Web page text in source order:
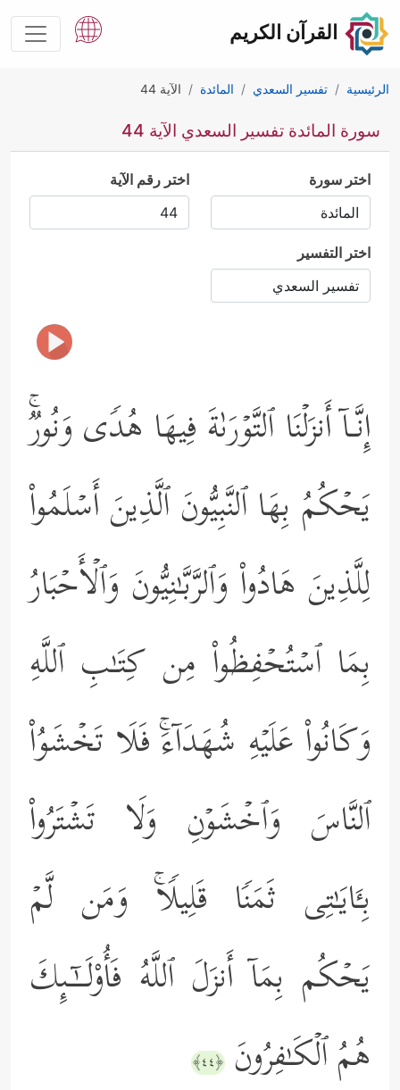
القرآن الكريم
الرئيسية تفسير السعدي المائدة الآية 44
سورة المائدة تفسير السعدي الآية 44
اختر سورة اختر رقم الآية
اختر التفسير
إِنَّـاۤ أَنزَلۡنَا ٱلتَّوۡرَىٰةَ فِیهَا هُدࣰى وَنُورࣱۚ
یَحۡكُمُ بِهَا ٱلنَّبِیُّونَ ٱلَّذِینَ أَسۡلَمُواْ
لِلَّذِینَ هَادُواْ وَٱلرَّبَّـٰنِیُّونَ وَٱلۡأَحۡبَارُ
بِمَا ٱسۡتُحۡفِظُواْ مِن كِتَـٰبِ ٱللَّهِ
وَكَانُواْ عَلَیۡهِ شُهَدَاۤءَۚ فَلَا تَخۡشَوُاْ
ٱلنَّاسَ وَٱخۡشَوۡنِ وَلَا تَشۡتَرُواْ
بِـَٔایَـٰتِی ثَمَنࣰا قَلِیلࣰاۚ وَمَن لَّمۡ
یَحۡكُم بِمَاۤ أَنزَلَ ٱللَّهُ فَأُوْلَــٰۤـىِٕكَ
هُمُ ٱلۡكَـٰفِرُونَ ﴿٤٤﴾